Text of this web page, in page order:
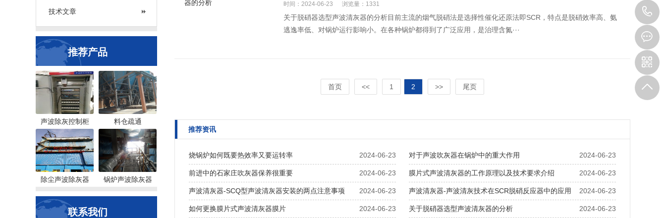
技术文章
推荐产品
声波除灰控制柜 料仓疏通
除尘声波除灰器 锅炉声波除灰器
联系我们
时间：2024-06-23 浏览量：1331
关于脱硝器选型声波清灰器的分析目前主流的烟气脱硝法是选择性催化还原法即SCR，特点是脱硝效率高、氨
逃逸率低、对锅炉运行影响小。在各种锅炉都得到了广泛应用，是治理含氮···
首页 << 1 2 >> 尾页
推荐资讯
2024-06-23
烧锅炉如何既要热效率又要运转率 2024-06-23
对于声波吹灰器在锅炉中的重大作用
2024-06-23
前进中的石家庄吹灰器保养很重要 2024-06-23
膜片式声波清灰器的工作原理以及技术要求介绍
2024-06-23
声波清灰器-SCQ型声波清灰器安装的两点注意事项 2024-06-23
声波清灰器-声波清灰技术在SCR脱硝反应器中的应用
2024-06-23
如何更换膜片式声波清灰器膜片 2024-06-23
关于脱硝器选型声波清灰器的分析